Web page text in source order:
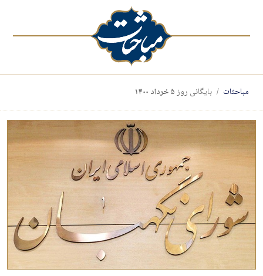
مباحثات بایگانی روز۵ خرداد ۱۴۰۰